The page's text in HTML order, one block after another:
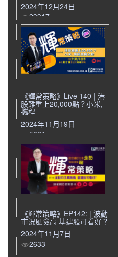
2024年12月24日
23317
《輝常策略》Live 140 | 港
股難重上20,000點？小米,
攜程
2024年11月19日
5821
《輝常策略》EP142: | 波動
市況風險高 基建股可看好？
2024年11月7日
2633